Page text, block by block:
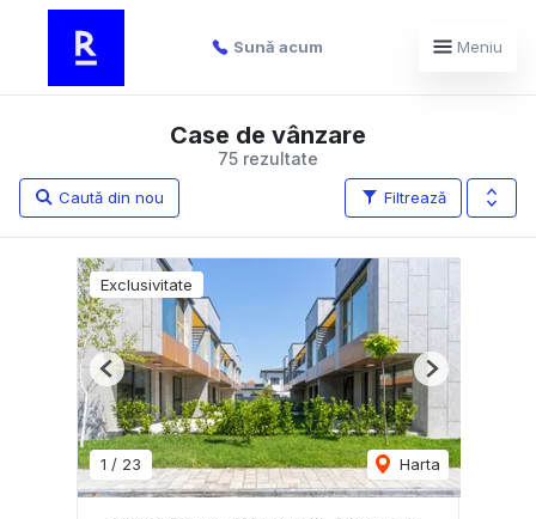
Sună acum Meniu
75 rezultate
Case de vânzare
Filtrează
Caută din nou
Exclusivitate
1 / 23 Harta
Previous Next